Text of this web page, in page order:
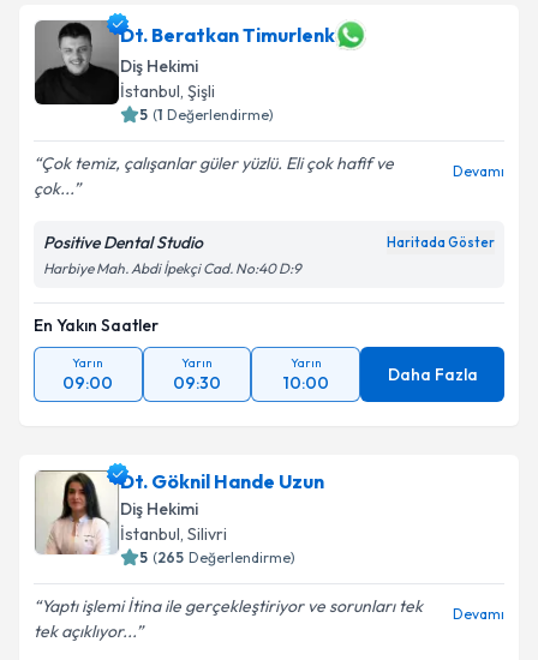
Dt. Beratkan Timurlenk
Diş Hekimi
İstanbul, Şişli
5 (1 Değerlendirme)
Çok temiz, çalışanlar güler yüzlü. Eli çok hafif ve
çok...
Devamı
Positive Dental Studio Haritada Göster
Harbiye Mah. Abdi İpekçi Cad. No:40 D:9
En Yakın Saatler
Yarın
09:00
Yarın
09:30
Yarın
10:00 Daha Fazla
Dt. Göknil Hande Uzun
Diş Hekimi
İstanbul, Silivri
5 (265 Değerlendirme)
Yaptı işlemi İtina ile gerçekleştiriyor ve sorunları tek
tek açıklıyor...
Devamı